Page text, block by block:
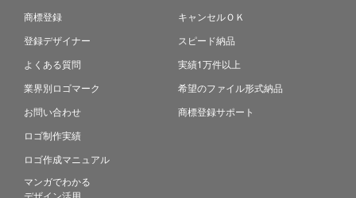
商標登録
登録デザイナー
よくある質問
業界別ロゴマーク
お問い合わせ
ロゴ制作実績
ロゴ作成マニュアル
マンガでわかる
デザイン活用
キャンセルＯＫ
スピード納品
実績1万件以上
希望のファイル形式納品
商標登録サポート